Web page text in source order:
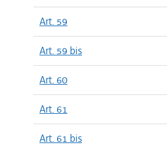
Art. 59
Art. 59 bis
Art. 60
Art. 61
Art. 61 bis